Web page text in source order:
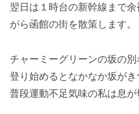
翌日は１時台の新幹線まで
がら函館の街を散策します。
チャーミーグリーンの坂の別
登り始めるとなかなか坂が
普段運動不足気味の私は息が